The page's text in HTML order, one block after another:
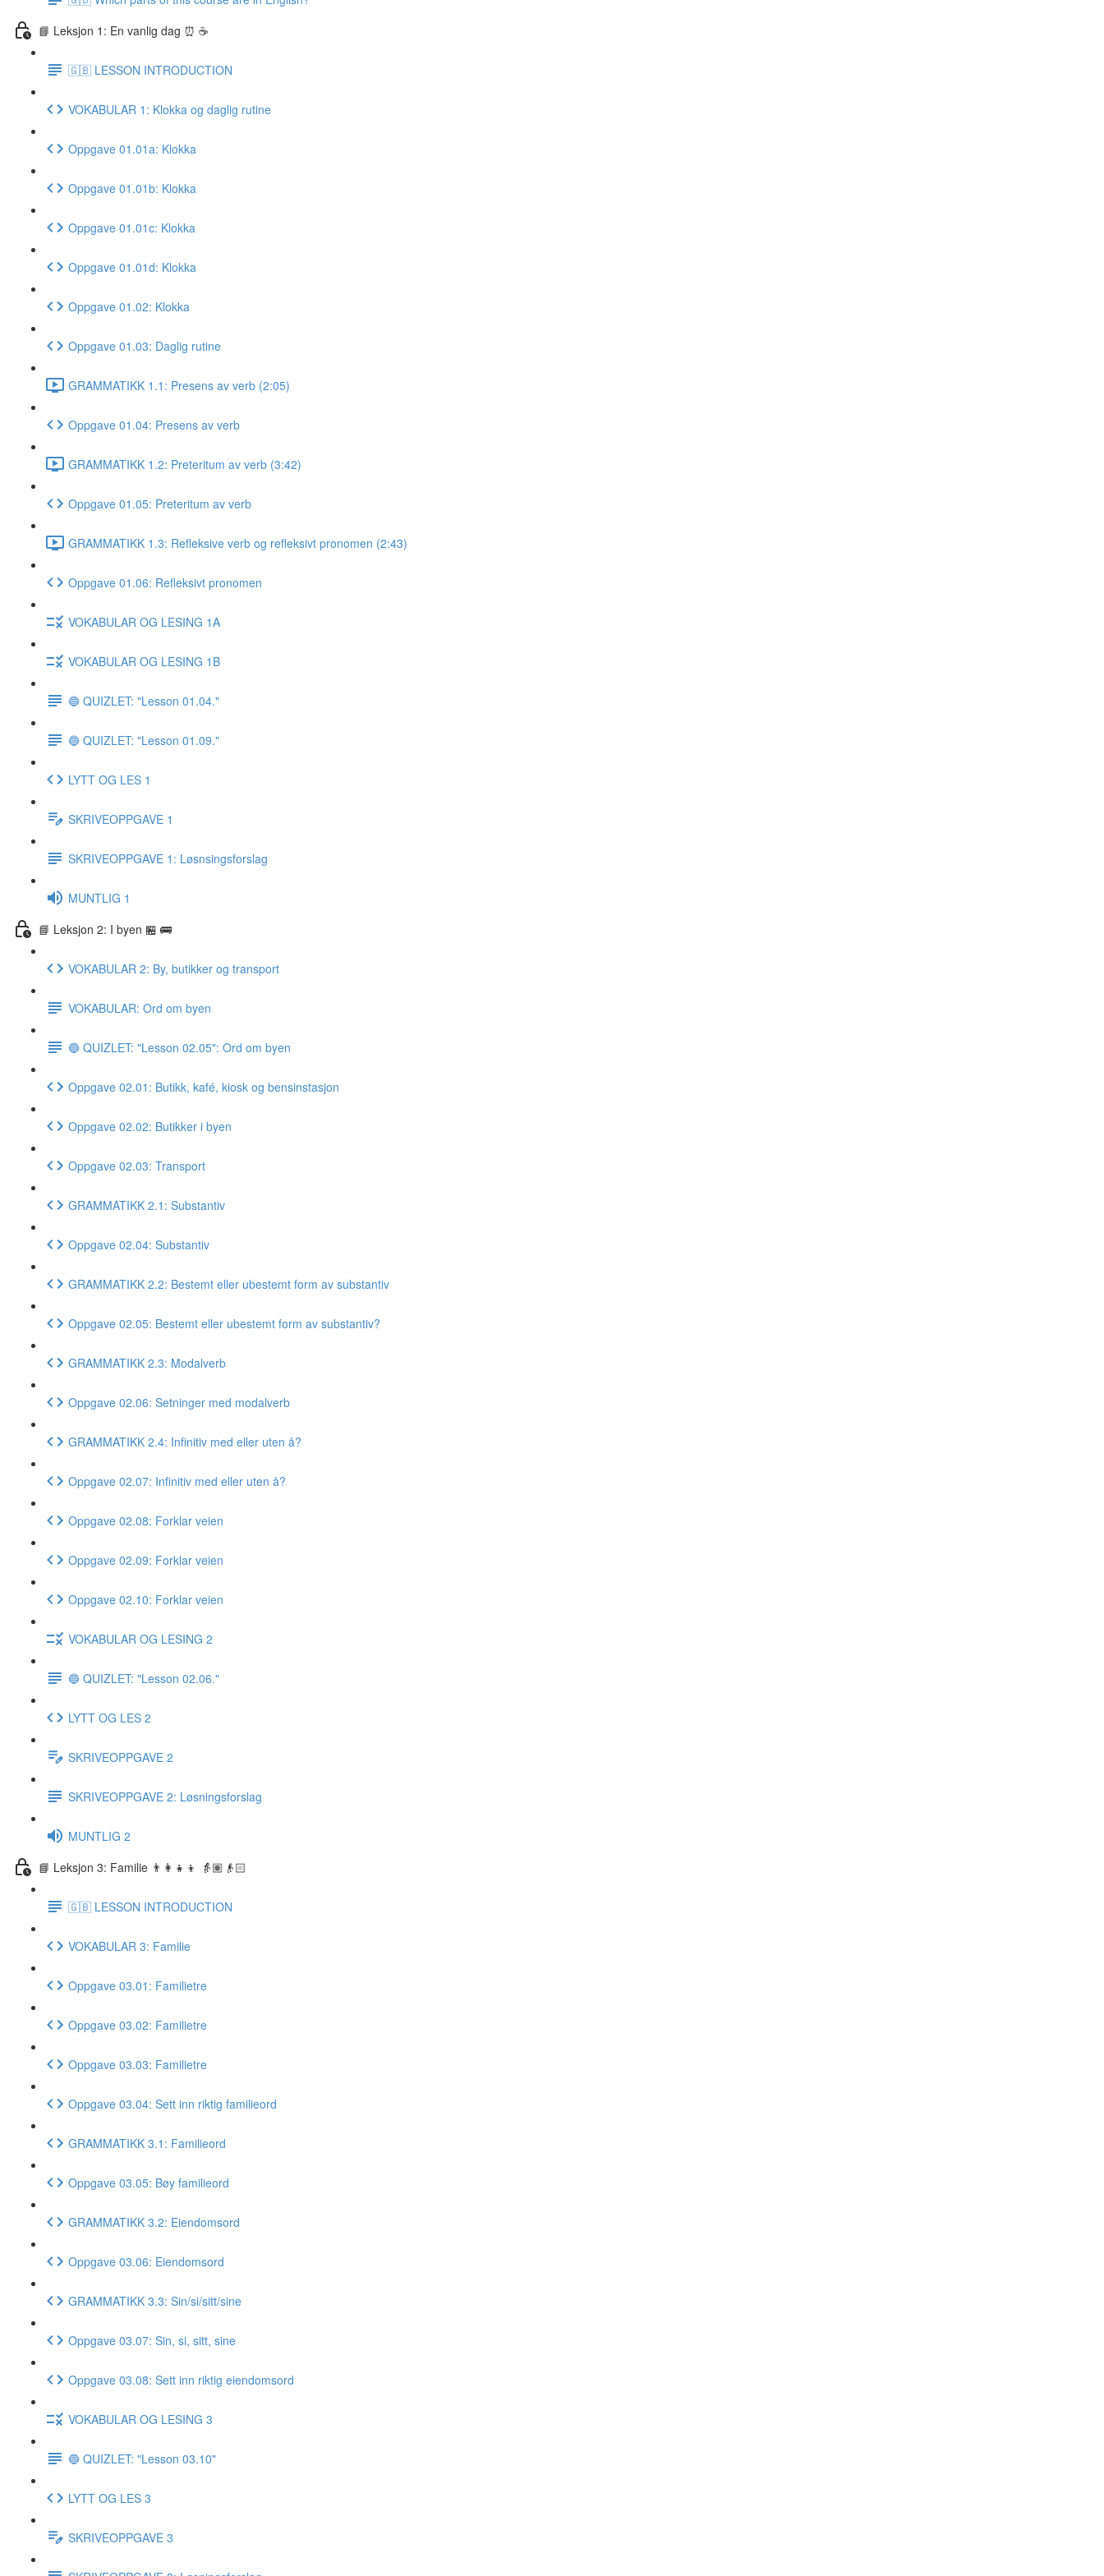
📘 Leksjon 1: En vanlig dag ⏰ ☕️
🇬🇧 LESSON INTRODUCTION
VOKABULAR 1: Klokka og daglig rutine
Oppgave 01.01a: Klokka
Oppgave 01.01b: Klokka
Oppgave 01.01c: Klokka
Oppgave 01.01d: Klokka
Oppgave 01.02: Klokka
Oppgave 01.03: Daglig rutine
GRAMMATIKK 1.1: Presens av verb (2:05)
Oppgave 01.04: Presens av verb
GRAMMATIKK 1.2: Preteritum av verb (3:42)
Oppgave 01.05: Preteritum av verb
GRAMMATIKK 1.3: Refleksive verb og refleksivt pronomen (2:43)
Oppgave 01.06: Refleksivt pronomen
VOKABULAR OG LESING 1A
VOKABULAR OG LESING 1B
🔵 QUIZLET: "Lesson 01.04."
🔵 QUIZLET: "Lesson 01.09."
LYTT OG LES 1
SKRIVEOPPGAVE 1
SKRIVEOPPGAVE 1: Løsnsingsforslag
MUNTLIG 1
📘 Leksjon 2: I byen 🏪 🚌
VOKABULAR 2: By, butikker og transport
VOKABULAR: Ord om byen
🔵 QUIZLET: "Lesson 02.05": Ord om byen
Oppgave 02.01: Butikk, kafé, kiosk og bensinstasjon
Oppgave 02.02: Butikker i byen
Oppgave 02.03: Transport
GRAMMATIKK 2.1: Substantiv
Oppgave 02.04: Substantiv
GRAMMATIKK 2.2: Bestemt eller ubestemt form av substantiv
Oppgave 02.05: Bestemt eller ubestemt form av substantiv?
GRAMMATIKK 2.3: Modalverb
Oppgave 02.06: Setninger med modalverb
GRAMMATIKK 2.4: Infinitiv med eller uten å?
Oppgave 02.07: Infinitiv med eller uten å?
Oppgave 02.08: Forklar veien
Oppgave 02.09: Forklar veien
Oppgave 02.10: Forklar veien
VOKABULAR OG LESING 2
🔵 QUIZLET: "Lesson 02.06."
LYTT OG LES 2
SKRIVEOPPGAVE 2
SKRIVEOPPGAVE 2: Løsningsforslag
MUNTLIG 2
📘 Leksjon 3: Familie 👨‍👩‍👧‍👦 👵🏽👴🏻
🇬🇧 LESSON INTRODUCTION
VOKABULAR 3: Familie
Oppgave 03.01: Familietre
Oppgave 03.02: Familietre
Oppgave 03.03: Familietre
Oppgave 03.04: Sett inn riktig familieord
GRAMMATIKK 3.1: Familieord
Oppgave 03.05: Bøy familieord
GRAMMATIKK 3.2: Eiendomsord
Oppgave 03.06: Eiendomsord
GRAMMATIKK 3.3: Sin/si/sitt/sine
Oppgave 03.07: Sin, si, sitt, sine
Oppgave 03.08: Sett inn riktig eiendomsord
VOKABULAR OG LESING 3
🔵 QUIZLET: "Lesson 03.10"
LYTT OG LES 3
SKRIVEOPPGAVE 3